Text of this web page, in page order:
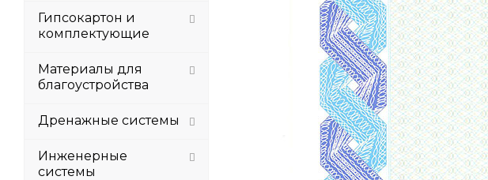
Гипсокартон и
комплектующие
Материалы для
благоустройства
Дренажные системы
Инженерные
системы